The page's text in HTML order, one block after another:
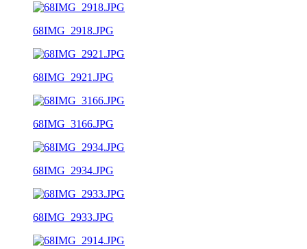
68IMG_2918.JPG
68IMG_2921.JPG
68IMG_3166.JPG
68IMG_2934.JPG
68IMG_2933.JPG